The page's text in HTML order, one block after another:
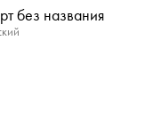
без названия